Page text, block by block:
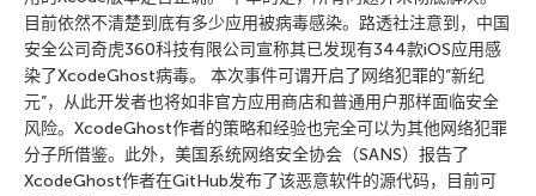
目前依然不清楚到底有多少应用被病毒感染。路透社注意到，中国
安全公司奇虎360科技有限公司宣称其已发现有344款iOS应用感
染了XcodeGhost病毒。 本次事件可谓开启了网络犯罪的”新纪
元”，从此开发者也将如非官方应用商店和普通用户那样面临安全
风险。XcodeGhost作者的策略和经验也完全可以为其他网络犯罪
分子所借鉴。此外，美国系统网络安全协会（SANS）报告了
XcodeGhost作者在GitHub发布了该恶意软件的源代码，目前可